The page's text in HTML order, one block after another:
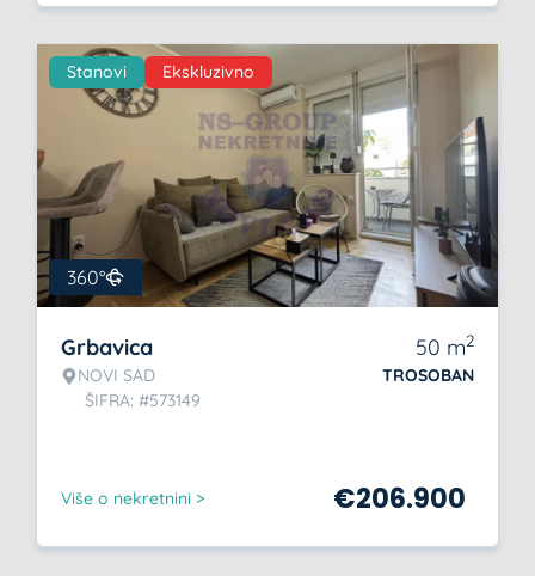
Stanovi Ekskluzivno
360°
Grbavica
NOVI SAD
ŠIFRA: #573149
50 m2
TROSOBAN
Više o nekretnini > €206.900